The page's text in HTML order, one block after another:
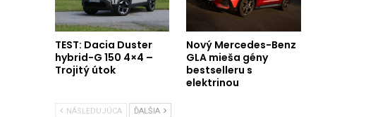
TEST: Dacia Duster
hybrid-G 150 4×4 –
Trojitý útok
Nový Mercedes-Benz
GLA mieša gény
bestselleru s
elektrinou
NÁSLEDUJÚCA ĎALŠIA